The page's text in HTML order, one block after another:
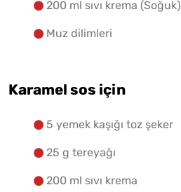
200 ml sıvı krema (Soğuk)
Muz dilimleri
Karamel sos için
5 yemek kaşığı toz şeker
25 g tereyağı
200 ml sıvı krema